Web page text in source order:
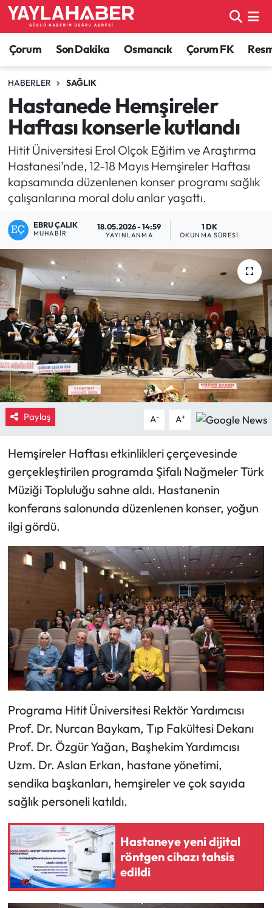
Çorum Son Dakika Osmancık Çorum FK
HABERLER SAĞLIK
Hastanede Hemşireler
Haftası konserle kutlandı
Hitit Üniversitesi Erol Olçok Eğitim ve Araştırma
Hastanesi’nde, 12-18 Mayıs Hemşireler Haftası
kapsamında düzenlenen konser programı sağlık
çalışanlarına moral dolu anlar yaşattı.
EBRU ÇALIK
MUHABIR
18.05.2026 - 14:59
YAYINLANMA
1 DK
OKUNMA SÜRESI
Paylaş A- A+
Hemşireler Haftası etkinlikleri çerçevesinde
gerçekleştirilen programda Şifalı Nağmeler Türk
Müziği Topluluğu sahne aldı. Hastanenin
konferans salonunda düzenlenen konser, yoğun
ilgi gördü.
Programa Hitit Üniversitesi Rektör Yardımcısı
Prof. Dr. Nurcan Baykam, Tıp Fakültesi Dekanı
Prof. Dr. Özgür Yağan, Başhekim Yardımcısı
Uzm. Dr. Aslan Erkan, hastane yönetimi,
sendika başkanları, hemşireler ve çok sayıda
sağlık personeli katıldı.
Hastaneye yeni dijital
röntgen cihazı tahsis
edildi
Alaca Haberleri
Bayat Haberleri
Bilgi - Keşfet Haberleri
Bilim ve Teknoloji
Boğazkale Haberleri
Çorum Haberleri
Çorum Son Dakika Haberleri
Dodurga Haberleri
Eğitim
Ekonomi
Güncel
İskilip Haberleri
Kargı Haberleri
Kimdir?
Kültür Sanat
Laçin Haberleri
Mecitözü Haberleri
Oğuzlar Haberleri
Ortaköy Haberleri
Osmancık Haberleri
Resmi İlan
Resmi Reklam
Sağlık
Siyaset
Spor
Sungurlu Haberleri
Çorum Nöbetçi Eczaneler
Çorum Hava Durumu
Çorum Namaz Vakitleri
Çorum Trafik Yoğunluk Haritası
TFF 1.Lig Puan Durumu ve Fikstür
Tüm Manşetler
Son Dakika Haberleri
Haber Arşivi